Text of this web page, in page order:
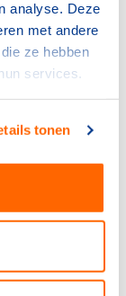
analyse. Deze
met andere
ze hebben
services.
tonen
de mate
met sport
maar dan
dit punt wel
soort leden
Ook is het
als in
in zit, wordt